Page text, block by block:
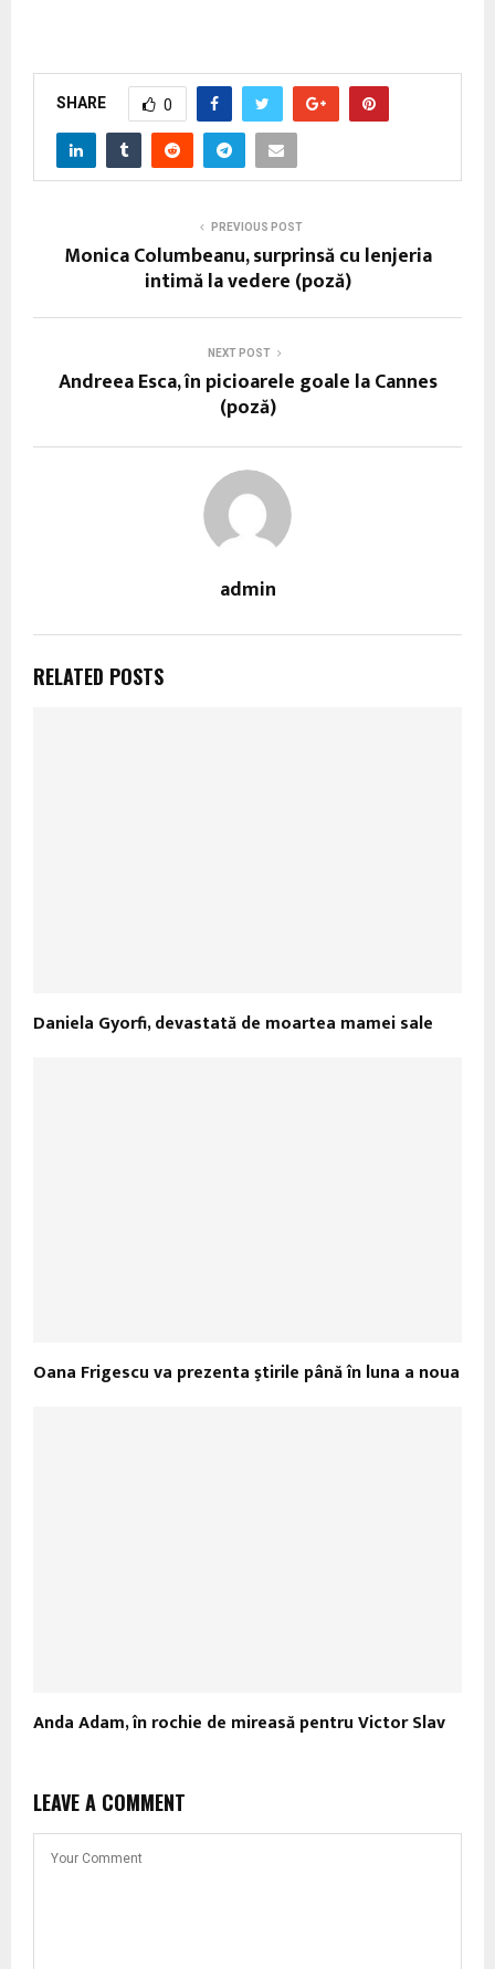
SHARE 0
PREVIOUS POST
Monica Columbeanu, surprinsă cu lenjeria
intimă la vedere (poză)
NEXT POST
Andreea Esca, în picioarele goale la Cannes
(poză)
admin
RELATED POSTS
Daniela Gyorfi, devastată de moartea mamei sale
Oana Frigescu va prezenta ştirile până în luna a noua
Anda Adam, în rochie de mireasă pentru Victor Slav
LEAVE A COMMENT